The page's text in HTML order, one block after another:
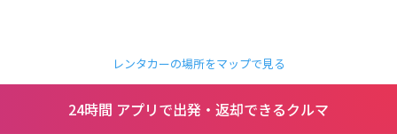
レンタカーの場所をマップで見る
24時間 アプリで出発・返却できるクルマ